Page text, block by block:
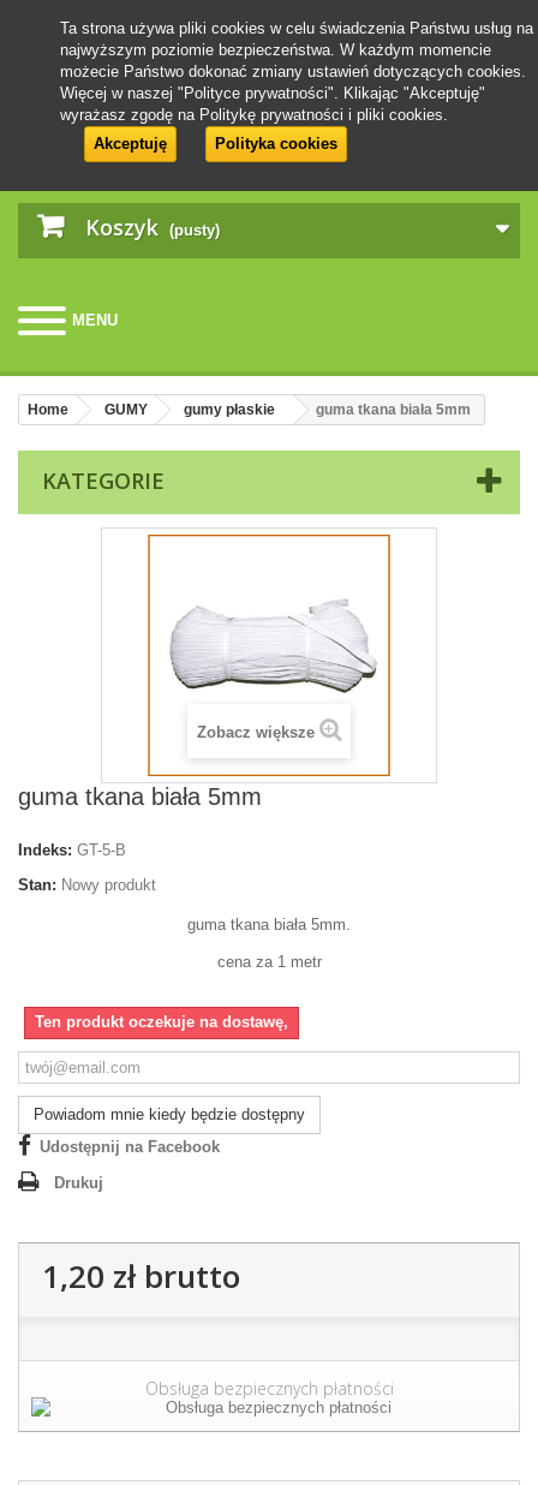
Koszyk (pusty)
MENU
Ta strona używa pliki cookies w celu świadczenia Państwu usług na
najwyższym poziomie bezpieczeństwa. W każdym momencie
możecie Państwo dokonać zmiany ustawień dotyczących cookies.
Więcej w naszej "Polityce prywatności". Klikając "Akceptuję"
wyrażasz zgodę na Politykę prywatności i pliki cookies.
Akceptuję
Polityka cookies
Home GUMY gumy płaskie guma tkana biała 5mm
KATEGORIE
Zobacz większe
guma tkana biała 5mm
Indeks: GT-5-B
Stan: Nowy produkt
guma tkana biała 5mm.
cena za 1 metr
Ten produkt oczekuje na dostawę,
Powiadom mnie kiedy będzie dostępny
Udostępnij na Facebook
Drukuj
1,20 złbrutto
Obsługa bezpiecznych płatności